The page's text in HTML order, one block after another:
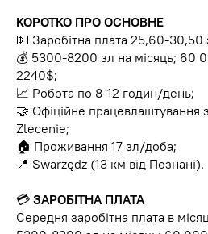
КОРОТКО ПРО ОСНОВНЕ
💵 Заробітна плата 25,60-30,50
💰 5300-8200 зл на місяць; 60
2240$;
📈 Робота по 8-12 годин/день;
🤝 Офіційне працевлаштування
Zlecenie;
🏠 Проживання 17 зл/доба;
📍 Swarzędz (13 км від Познані).
💳 ЗАРОБІТНА ПЛАТА
Середня заробітна плата в